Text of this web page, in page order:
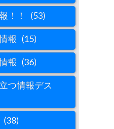
！！ (53)
報 (15)
報 (36)
つ情報デス
(38)